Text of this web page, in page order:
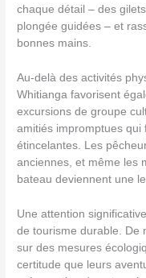
chaque détail – des
plongée guidées – et
bonnes mains.
Au-delà des activités
Whitianga favorisent
excursions de groupe
amitiés impromptues qui
étincelantes. Les
anciennes, et même les
bateau deviennent une
Une attention
de tourisme durable. De
sur des mesures
certitude que leurs